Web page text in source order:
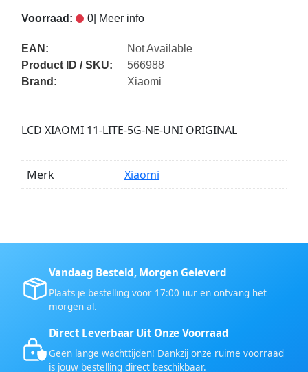
Voorraad: 0| Meer info
EAN:
Not Available
Product ID / SKU:
566988
Brand:
Xiaomi
LCD XIAOMI 11-LITE-5G-NE-UNI ORIGINAL
Merk Xiaomi
Vandaag Besteld, Morgen Geleverd
Plaats je bestelling voor 17:00 uur en ontvang het
morgen al.
Direct Leverbaar Uit Onze Voorraad
Geen lange wachttijden! Dankzij onze ruime voorraad
is jouw bestelling direct beschikbaar.